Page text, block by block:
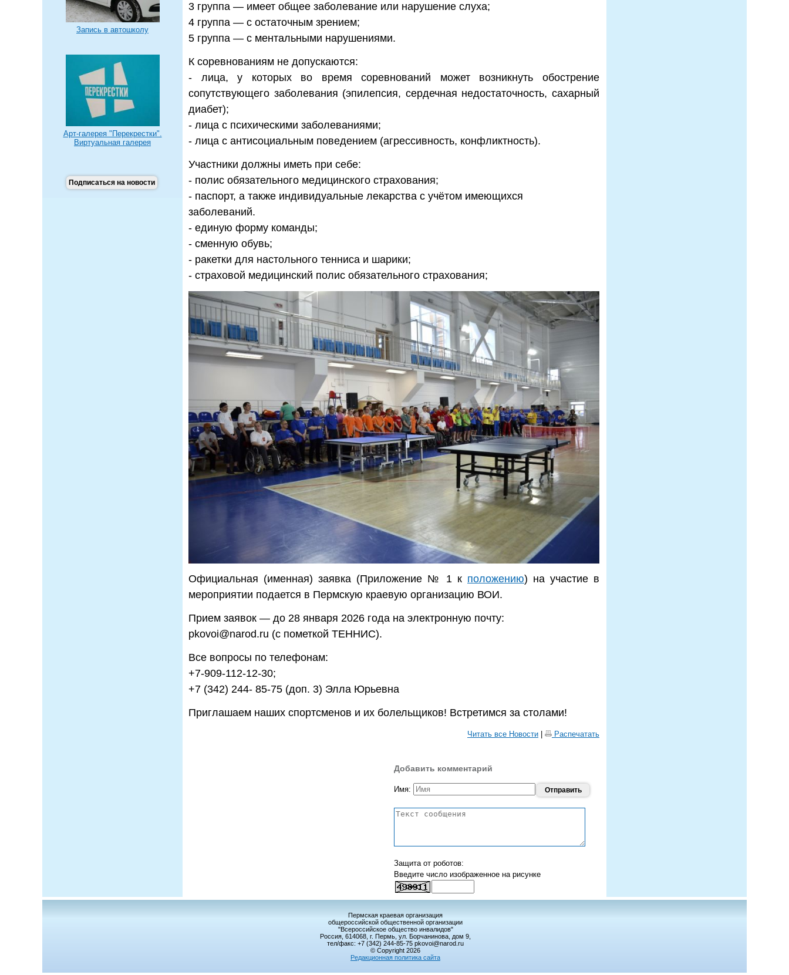
Запись в автошколу
Арт-галерея "Перекрестки".
Виртуальная галерея
Подписаться на новости
3 группа — имеет общее заболевание или нарушение слуха;
4 группа — с остаточным зрением;
5 группа — с ментальными нарушениями.
К соревнованиям не допускаются:
- лица, у которых во время соревнований может возникнуть обострение
сопутствующего заболевания (эпилепсия, сердечная недостаточность, сахарный
диабет);
- лица с психическими заболеваниями;
- лица с антисоциальным поведением (агрессивность, конфликтность).
Участники должны иметь при себе:
- полис обязательного медицинского страхования;
- паспорт, а также индивидуальные лекарства с учётом имеющихся
заболеваний.
- единую форму команды;
- сменную обувь;
- ракетки для настольного тенниса и шарики;
- страховой медицинский полис обязательного страхования;
Официальная (именная) заявка (Приложение № 1 к положению) на участие в
мероприятии подается в Пермскую краевую организацию ВОИ.
Прием заявок — до 28 января 2026 года на электронную почту:
pkovoi@narod.ru (с пометкой ТЕННИС).
Все вопросы по телефонам:
+7-909-112-12-30;
+7 (342) 244- 85-75 (доп. 3) Элла Юрьевна
Приглашаем наших спортсменов и их болельщиков! Встретимся за столами!
Читать все Новости Распечатать
Добавить комментарий
Имя:
Защита от роботов:
Введите число изображенное на рисунке
Пермская краевая организация
общероссийской общественной организации
"Всероссийское общество инвалидов"
Россия, 614068, г. Пермь, ул. Борчанинова, дом 9,
тел/факс: +7 (342) 244-85-75 pkovoi@narod.ru
© Copyright 2026
Редакционная политика сайта